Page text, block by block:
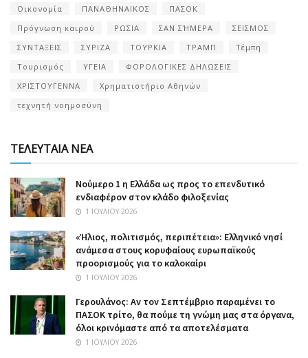
Οικονομία
ΠΑΝΑΘΗΝΑΙΚΟΣ
ΠΑΣΟΚ
Πρόγνωση καιρού
ΡΩΣΙΑ ΣΑΝ ΣΉΜΕΡΑ
ΣΕΙΣΜΟΣ
ΣΥΝΤΑΞΕΙΣ
ΣΥΡΙΖΑ ΤΟΥΡΚΙΑ ΤΡΑΜΠ
Τέμπη
Τουρισμός
ΥΓΕΙΑ
ΦΟΡΟΛΟΓΙΚΕΣ ΔΗΛΩΣΕΙΣ
ΧΡΙΣΤΟΥΓΕΝΝΑ
Χρηματιστήριο Αθηνών
τεχνητή νοημοσύνη
ΤΕΛΕΥΤΑΙΑ ΝΕΑ
Nούμερο 1 η Ελλάδα ως προς το επενδυτικό
ενδιαφέρον στον κλάδο φιλοξενίας
1 ΙΟΥΛΊΟΥ 2026
«Ήλιος, πολιτισμός, περιπέτεια»: Ελληνικό νησί
ανάμεσα στους κορυφαίους ευρωπαϊκούς
προορισμούς για το καλοκαίρι
1 ΙΟΥΛΊΟΥ 2026
Γερουλάνος: Αν τον Σεπτέμβριο παραμένει το
ΠΑΣΟΚ τρίτο, θα πούμε τη γνώμη μας στα όργανα,
όλοι κρινόμαστε από τα αποτελέσματα
1 ΙΟΥΛΊΟΥ 2026